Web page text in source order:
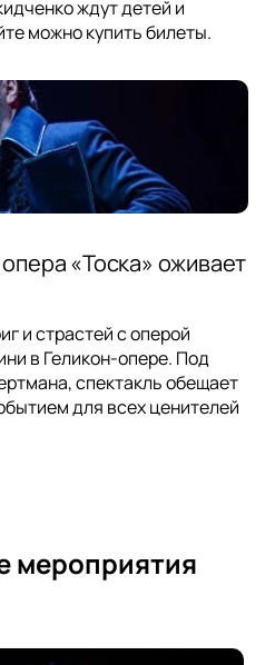
ждут детей и
можно купить билеты.
«Тоска» оживает
и страстей с оперой
в Геликон-опере. Под
спектакль обещает
для всех ценителей
мероприятия